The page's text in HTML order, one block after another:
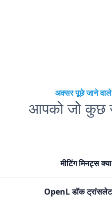
अक्सर पूछे जाने
आपको जो कुछ
मीटिंग मिनट्स
OpenL डॉक